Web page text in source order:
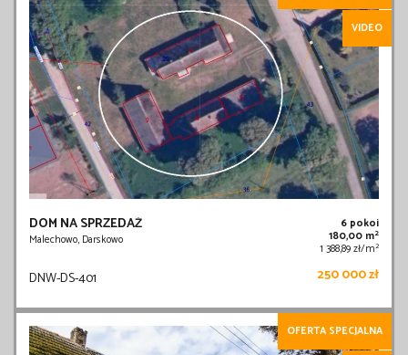
VIDEO
DOM NA SPRZEDAŻ
Malechowo, Darskowo
6 pokoi
180,00 m2
1 388,89 zł/m2
DNW-DS-401 250 000 zł
OFERTA SPECJALNA